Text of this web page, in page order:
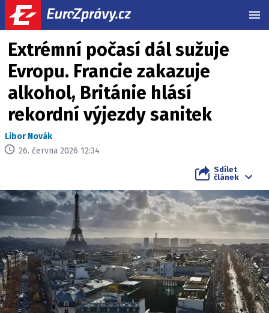
Extrémní počasí dál sužuje
Evropu. Francie zakazuje
alkohol, Británie hlásí
rekordní výjezdy sanitek
Libor Novák
26. června 2026 12:34
Sdílet
článek